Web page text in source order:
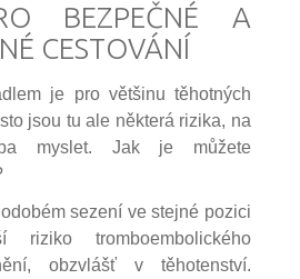
BEZPEČNÉ A
CESTOVÁNÍ
je pro většinu těhotných
jsou tu ale některá rizika, na
myslet. Jak je můžete
sezení ve stejné pozici
riziko tromboembolického
obzvlášť v těhotenství.